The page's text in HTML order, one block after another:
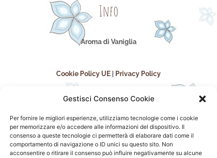
Gestisci Consenso Cookie
Per fornire le migliori esperienze, utilizziamo tecnologie come i cookie
per memorizzare e/o accedere alle informazioni del dispositivo. Il
consenso a queste tecnologie ci permetterà di elaborare dati come il
comportamento di navigazione o ID unici su questo sito. Non
acconsentire o ritirare il consenso può influire negativamente su alcune
Info
Aroma di Vaniglia
Cookie Policy UE Privacy Policy
seguici sui social